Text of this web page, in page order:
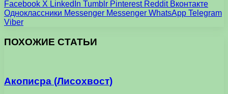
Facebook X LinkedIn Tumblr Pinterest Reddit Вконтакте
Одноклассники Messenger Messenger WhatsApp Telegram
Viber
ПОХОЖИЕ СТАТЬИ
Акописра (Лисохвост)